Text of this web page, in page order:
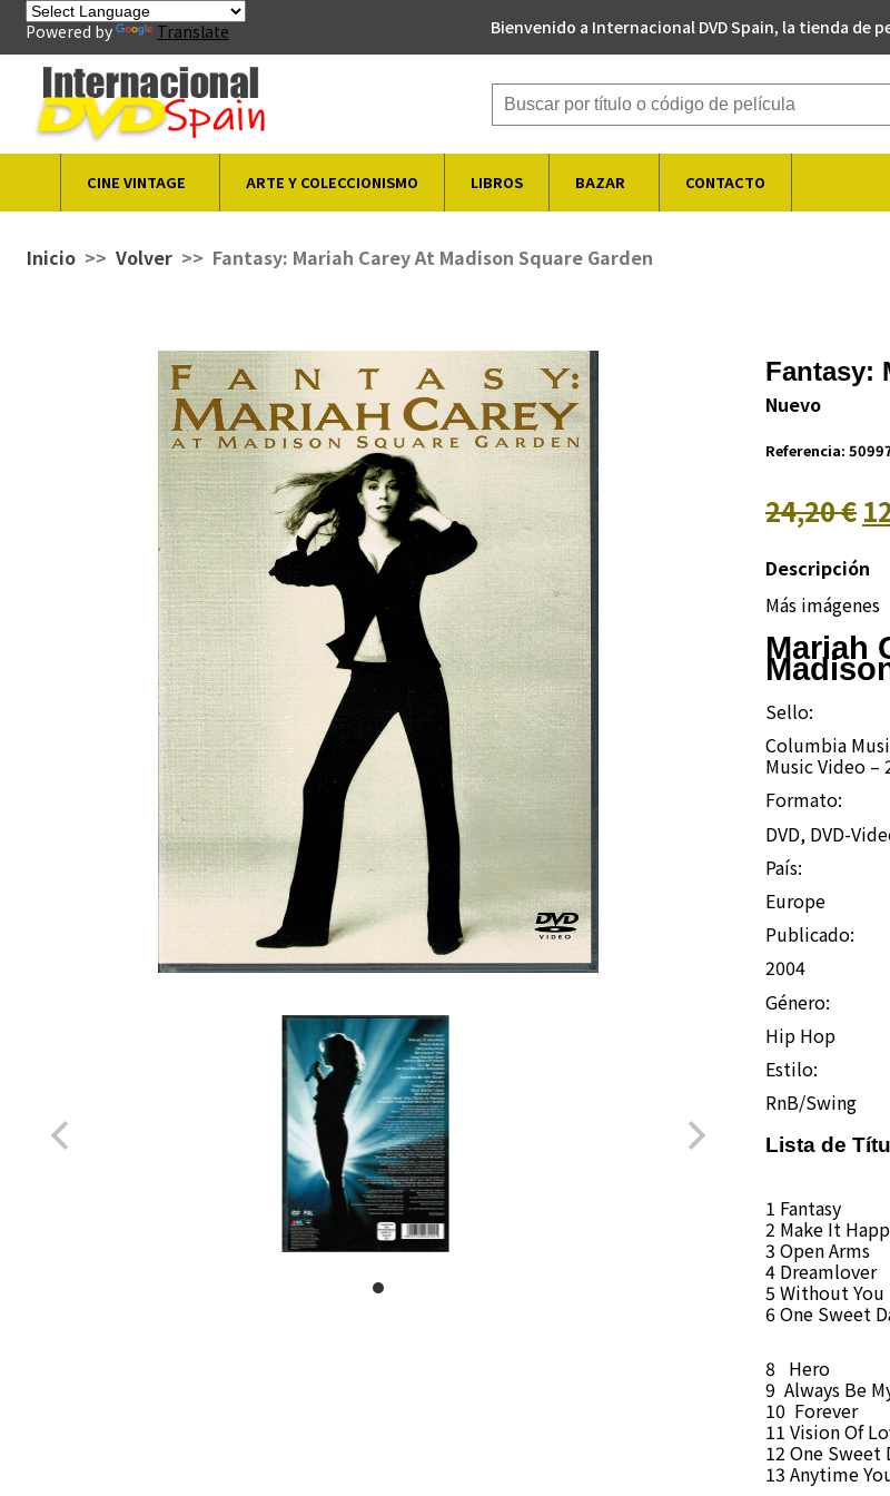
Powered by Translate Bienvenido a Internacional DVD Spain, la tienda de
Buscador de productos
CINE VINTAGE ARTE Y COLECCIONISMO LIBROS BAZAR CONTACTO
Inicio Volver Fantasy: Mariah Carey At Madison Square Garden
Fantasy:
Nuevo
Referencia:
24,20 €
Descripción
Más imágenes
Mariah
Sello:
Columbia
Music Video –
Formato:
DVD, DVD-
País:
Europe
Publicado:
2004
Género:
Hip Hop
Estilo:
RnB/Swing
Lista de
1 Fantasy
2 Make It
3 Open Arms
4 Dreamlover
5 Without You
6One Sweet
8 Hero
9 Always Be
10 Forever
11 Vision Of
12 One Sweet
13 Anytime